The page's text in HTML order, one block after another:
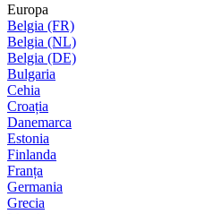
Europa
Belgia (FR)
Belgia (NL)
Belgia (DE)
Bulgaria
Cehia
Croația
Danemarca
Estonia
Finlanda
Franța
Germania
Grecia